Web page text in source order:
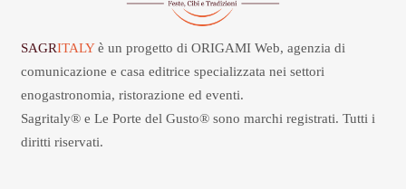
SAGRITALYè un progetto di ORIGAMI Web, agenzia di
comunicazione e casa editrice specializzata nei settori
enogastronomia, ristorazione ed eventi.
Sagritaly® e Le Porte del Gusto® sono marchi registrati. Tutti i
diritti riservati.